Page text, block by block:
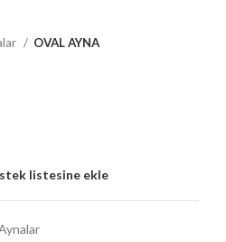
OVAL AYNA
listesine ekle